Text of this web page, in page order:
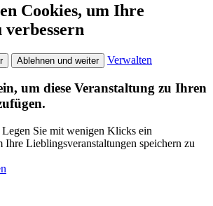
Cookies, um Ihre
Ablehnen und weiter Verwalten
um diese Veranstaltung zu Ihren
Sie mit wenigen Klicks ein
Ihre Lieblingsveranstaltungen speichern zu